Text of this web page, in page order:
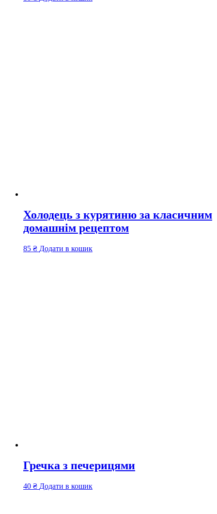
Холодець з курятиню за класичним
домашнім рецептом
85 ₴ Додати в кошик
Гречка з печерицями
40 ₴ Додати в кошик